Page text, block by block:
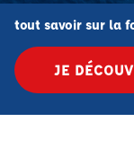
tout savoir sur la
JE